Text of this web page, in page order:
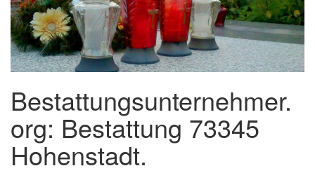
Bestattungsunternehmer.
org: Bestattung 73345
Hohenstadt.